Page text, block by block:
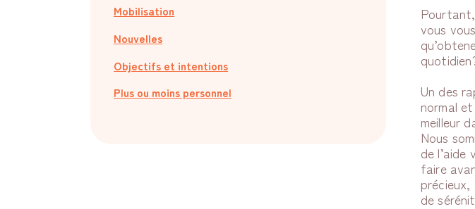
Mobilisation
Nouvelles
Objectifs et intentions
Plus ou moins personnel
vous
Un des
normal
meilleur
Nous
de
faire
de